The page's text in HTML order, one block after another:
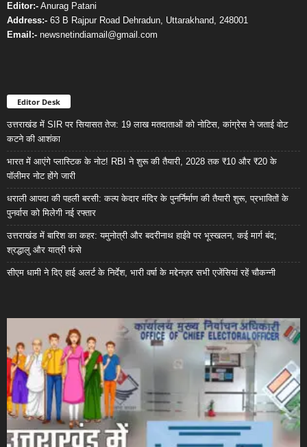
Editor:- Anurag Patani
Address:- 63 B Rajpur Road Dehradun, Uttarakhand, 248001
Email:- newsnetindiamail@gmail.com
Editor Desk
उत्तराखंड में SIR पर सियासत तेज: 19 लाख मतदाताओं को नोटिस, कांग्रेस ने जताई वोट
कटने की आशंका
भारत में आएंगे प्लास्टिक के नोट! RBI ने शुरू की तैयारी, 2028 तक ₹10 और ₹20 के
पॉलीमर नोट होंगे जारी
धराली आपदा की पहली बरसी: कल्प केदार मंदिर के पुनर्निर्माण की तैयारी शुरू, प्रभावितों के
पुनर्वास को मिलेगी नई रफ्तार
उत्तराखंड में बारिश का कहर: यमुनोत्री और बदरीनाथ हाईवे पर भूस्खलन, कई मार्ग बंद;
श्रद्धालु और यात्री फंसे
सीएम धामी ने दिए हाई अलर्ट के निर्देश, भारी वर्षा के मद्देनज़र सभी एजेंसियां रहें चौकन्नी